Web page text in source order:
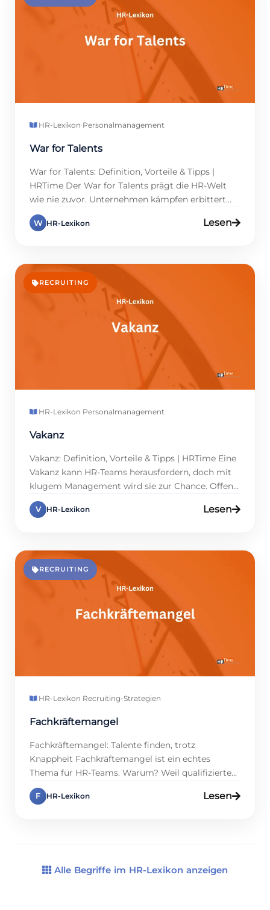
Personalberater und welche Vorteile ergeben […]
HR-Lexikon·Personalmanagement
War for Talents
War for Talents: Definition, Vorteile & Tipps |
HRTime Der War for Talents prägt die HR-Welt
wie nie zuvor. Unternehmen kämpfen erbittert
um die besten Köpfe, denn qualifizierte
Fachkräfte entscheiden über den Erfolg. Gerade in
entscheidend, clevere Strategien zu entwickeln.
Doch was steckt hinter diesem Begriff, […]
W HR-Lexikon Lesen
RECRUITING
HR-Lexikon·Personalmanagement
Vakanz
Vakanz: Definition, Vorteile & Tipps | HRTime Eine
Vakanz kann HR-Teams herausfordern, doch mit
klugem Management wird sie zur Chance. Offene
Stellen entstehen durch Kündigungen, neue
Projekte oder Pensionierungen, und ein
Prozessen, während Unternehmen Talente
gewinnen. Wie gelingt ein strukturiertes
Vorgehen? Dieser Artikel erklärt, wie […]
V HR-Lexikon Lesen
RECRUITING
HR-Lexikon·Recruiting-Strategien
Fachkräftemangel
Fachkräftemangel: Talente finden, trotz
Knappheit Fachkräftemangel ist ein echtes
Thema für HR-Teams. Warum? Weil qualifizierte
Talente schwer zu finden sind, und das bremst
Firmen aus. Studien zeigen, dass 75 % der
F HR-Lexikon Lesen
Alle Begriffe im HR-Lexikon anzeigen